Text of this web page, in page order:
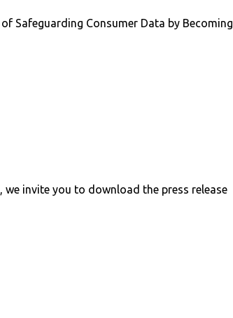
Safeguarding Consumer Data by Becoming
we invite you to download the press release